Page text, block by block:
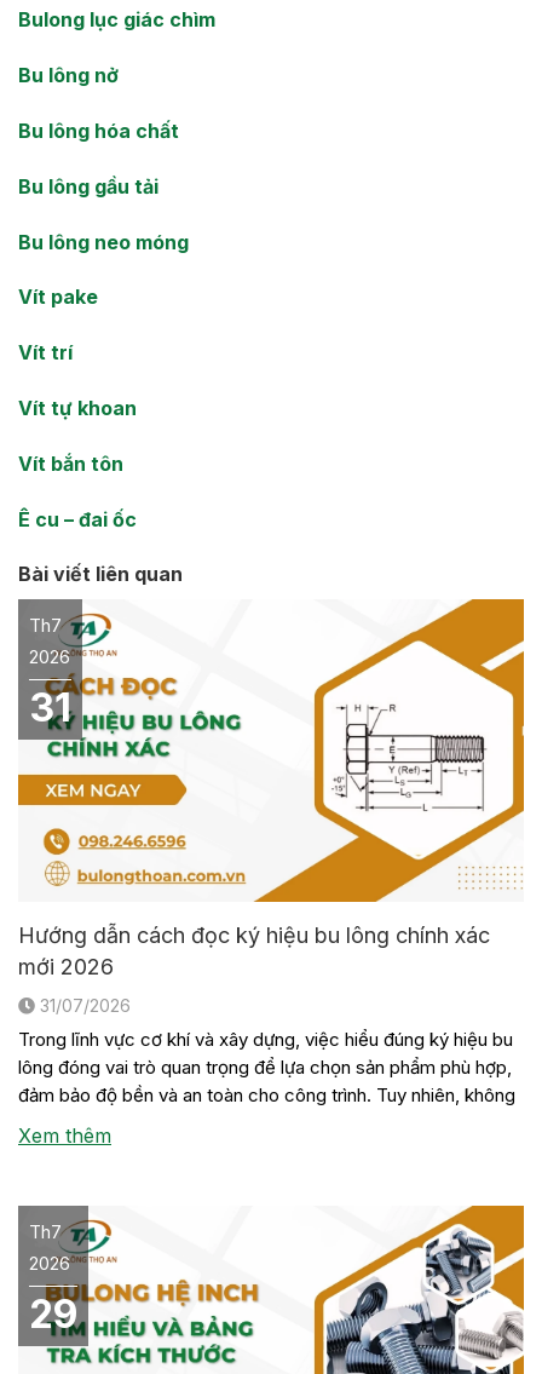
Bulong lục giác chìm
Bu lông nở
Bu lông hóa chất
Bu lông gầu tải
Bu lông neo móng
Vít pake
Vít trí
Vít tự khoan
Vít bắn tôn
Ê cu – đai ốc
Bài viết liên quan
Th7
2026
31
Hướng dẫn cách đọc ký hiệu bu lông chính xác
mới 2026
31/07/2026
Trong lĩnh vực cơ khí và xây dựng, việc hiểu đúng ký hiệu bu
lông đóng vai trò quan trọng để lựa chọn sản phẩm phù hợp,
đảm bảo độ bền và an toàn cho công trình. Tuy nhiên, không
phải ai cũng nắm rõ ý nghĩa của các con số, chữ cái hay tiêu
[…]
Xem thêm
Th7
2026
29